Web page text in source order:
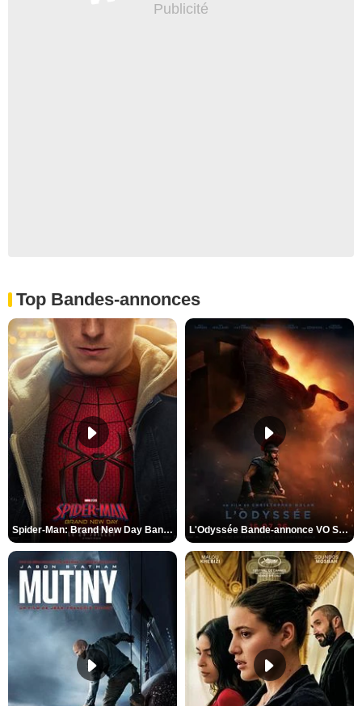
Top Bandes-annonces
Spider-Man: Brand New Day Bande-annonce VO STFR L'Odyssée Bande-annonce VO STFR